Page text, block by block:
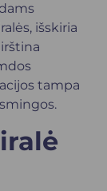
išskiria
tampa